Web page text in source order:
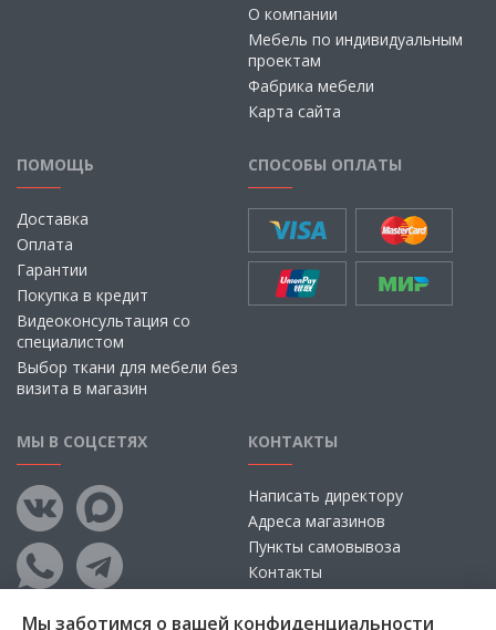
О компании
Мебель по индивидуальным
проектам
Фабрика мебели
Карта сайта
ПОМОЩЬ
Доставка
Оплата
Гарантии
Покупка в кредит
Видеоконсультация со
специалистом
Выбор ткани для мебели без
визита в магазин
СПОСОБЫ ОПЛАТЫ
МЫ В СОЦСЕТЯХ КОНТАКТЫ
Написать директору
Адреса магазинов
Пункты самовывоза
Контакты
Мы заботимся о вашей конфиденциальности